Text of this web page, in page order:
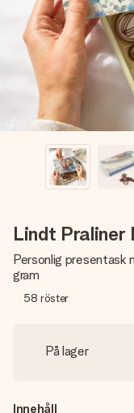
namn, ditt foto
hennes hjärta.
Lindt Praliner
Personlig presentask
gram
58 röster
På lager
Innehåll